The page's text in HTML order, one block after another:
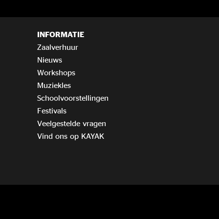
INFORMATIE
Zaalverhuur
Nieuws
Workshops
Muziekles
Schoolvoorstellingen
Festivals
Veelgestelde vragen
Vind ons op KAYAK